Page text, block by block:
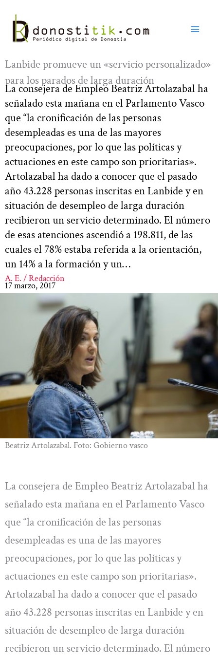
contenido
Lanbide promueve un «servicio personalizado»
para los parados de larga duración
La consejera de Empleo Beatriz Artolazabal ha
señalado esta mañana en el Parlamento Vasco
que “la cronificación de las personas
desempleadas es una de las mayores
preocupaciones, por lo que las políticas y
actuaciones en este campo son prioritarias».
Artolazabal ha dado a conocer que el pasado
año 43.228 personas inscritas en Lanbide y en
situación de desempleo de larga duración
recibieron un servicio determinado. El número
de esas atenciones ascendió a 198.811, de las
cuales el 78% estaba referida a la orientación,
un 14% a la formación y un…
A. E. / Redacción
17 marzo, 2017
Beatriz Artolazabal. Foto: Gobierno vasco
La consejera de Empleo Beatriz Artolazabal ha
señalado esta mañana en el Parlamento Vasco
que “la cronificación de las personas
desempleadas es una de las mayores
preocupaciones, por lo que las políticas y
actuaciones en este campo son prioritarias».
Artolazabal ha dado a conocer que el pasado
año 43.228 personas inscritas en Lanbide y en
situación de desempleo de larga duración
recibieron un servicio determinado. El número